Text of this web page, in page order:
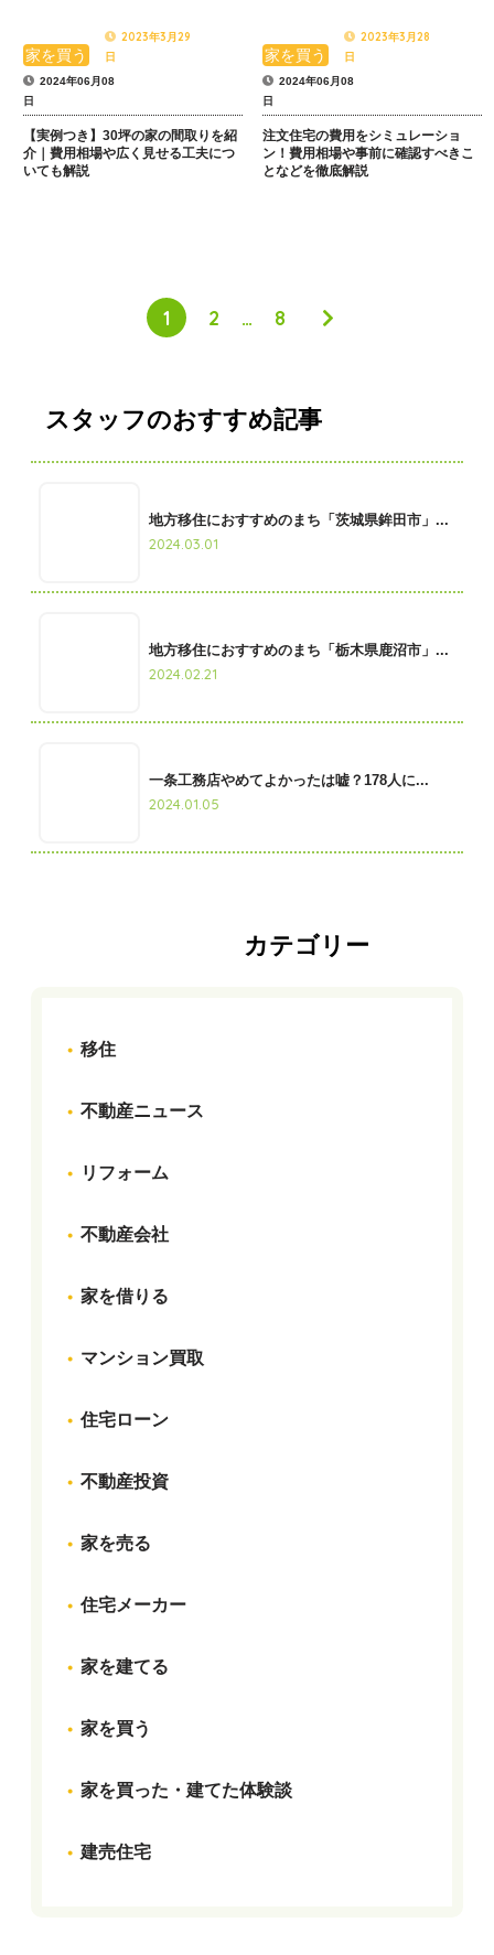
家を買う
2023年3月29
日
2024年06月08
日
【実例つき】30坪の家の間取りを紹
介｜費用相場や広く見せる工夫につ
いても解説
家を買う
2023年3月28
日
2024年06月08
日
注文住宅の費用をシミュレーショ
ン！費用相場や事前に確認すべきこ
となどを徹底解説
1 2 … 8
スタッフのおすすめ記事
地方移住におすすめのまち「茨城県鉾田市」...
2024.03.01
地方移住におすすめのまち「栃木県鹿沼市」...
2024.02.21
一条工務店やめてよかったは嘘？178人に...
2024.01.05
カテゴリー
移住
不動産ニュース
リフォーム
不動産会社
家を借りる
マンション買取
住宅ローン
不動産投資
家を売る
住宅メーカー
家を建てる
家を買う
家を買った・建てた体験談
建売住宅